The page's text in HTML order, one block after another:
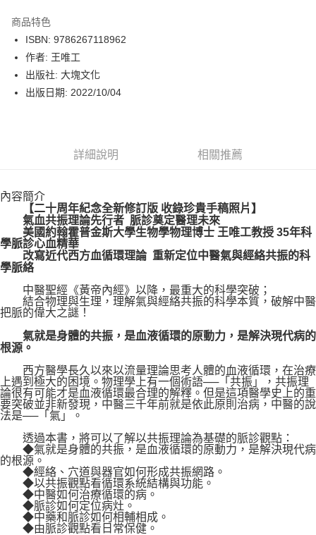
LINE Pay
Apple Pay
街口支付
博客來商品配送方式
每筆NT$80，滿NT$1,000(含以上)免運費
商品特色
ISBN: 9786267118962
作者: 王唯工
出版社: 大塊文化
出版日期: 2022/10/04
詳細說明 相關推薦
內容簡介
【二十周年紀念全新修訂版 收錄珍貴手稿照片】
氣血共振理論先行者 脈診奠定醫理未來
美國約翰霍普金斯大學生物學物理博士 王唯工教授 35年科
學脈診心血精華
改寫近代西方血循環理論 重新定位中醫氣與經絡共振的科
學脈絡
中醫聖經《黃帝內經》以降，最重大的科學突破；
結合物理與生理，理解氣與經絡共振的科學本質，破解中醫
把脈的偉大之謎！
氣就是身體的共振，是血液循環的原動力，是解決現代病的
根源。
西方醫學長久以來以流量理論思考人體的血液循環，在治療
上遇到極大的困境。物理學上有一個術語──「共振」，共振理
論很有可能才是血液循環最合理的解釋。但是這項醫學史上的重
要突破並非新發現，中醫三千年前就是依此原則治病，中醫的說
法是──「氣」。
透過本書，將可以了解以共振理論為基礎的脈診觀點：
◆氣就是身體的共振，是血液循環的原動力，是解決現代病
的根源。
◆經絡、穴道與器官如何形成共振網路。
◆以共振觀點看循環系統結構與功能。
◆中醫如何治療循環的病。
◆脈診如何定位病灶。
◆中藥和脈診如何相輔相成。
◆由脈診觀點看日常保健。